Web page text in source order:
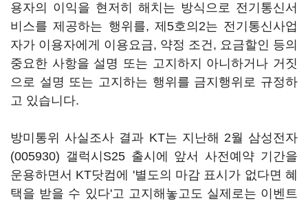
용자의 이익을 현저히 해치는 방식으로 전기통신서
비스를 제공하는 행위를, 제5호의2는 전기통신사업
자가 이용자에게 이용요금, 약정 조건, 요금할인 등의
중요한 사항을 설명 또는 고지하지 아니하거나 거짓
으로 설명 또는 고지하는 행위를 금지행위로 규정하
고 있습니다.
방미통위 사실조사 결과 KT는 지난해 2월 삼성전자
(005930) 갤럭시S25 출시에 앞서 사전예약 기간을
운용하면서 KT닷컴에 '별도의 마감 표시가 없다면 혜
택을 받을 수 있다'고 고지해놓고도 실제로는 이벤트